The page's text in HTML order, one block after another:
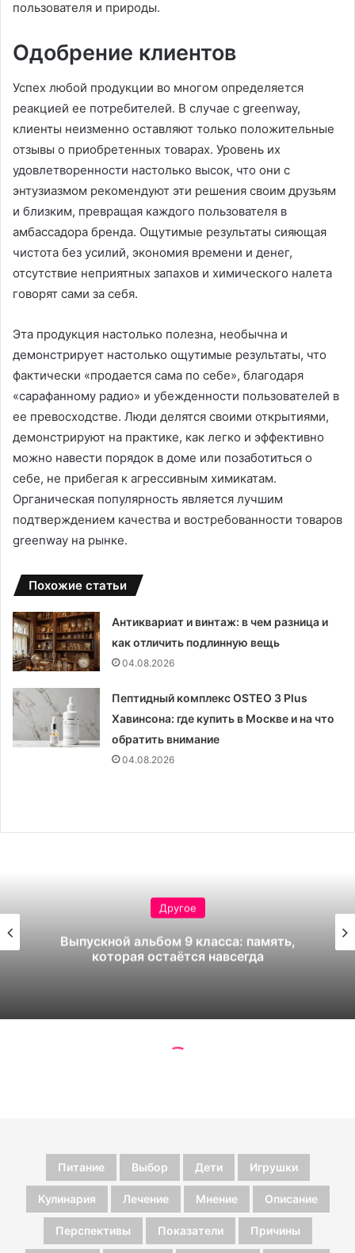
Питание Выбор Дети Игрушки
Кулинария Лечение Мнение Описание
Перспективы Показатели Причины